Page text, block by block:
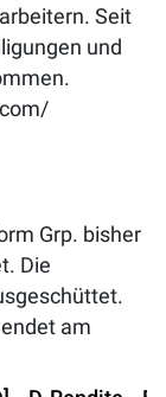
Seit
und
Grp. bisher
Die
am